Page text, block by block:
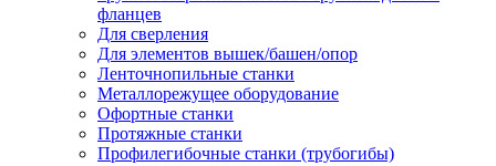
фланцев
Для сверления
Для элементов вышек/башен/опор
Ленточнопильные станки
Металлорежущее оборудование
Офортные станки
Протяжные станки
Профилегибочные станки (трубогибы)